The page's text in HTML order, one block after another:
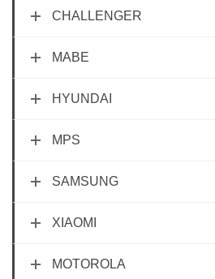
CHALLENGER
MABE
HYUNDAI
MPS
SAMSUNG
XIAOMI
MOTOROLA